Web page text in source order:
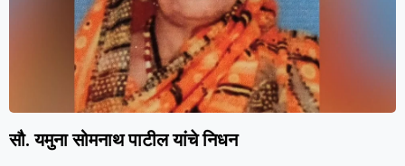
सौ. यमुना सोमनाथ पाटील यांचे निधन